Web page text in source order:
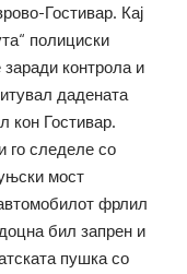
Гостивар. Кај
полициски
контрола и
дадената
кон Гостивар.
го следеле со
мост
фрлил
бил запрен и
пушка со